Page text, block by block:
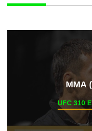
ММА
UFC 310